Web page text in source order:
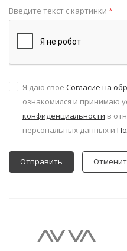
Введите текст с картинки *
Я даю свое Согласие на
ознакомился и принимаю
конфиденциальности в
персональных данных и